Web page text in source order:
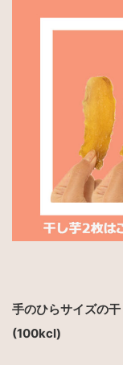
手のひらサイズの
(100kcl)